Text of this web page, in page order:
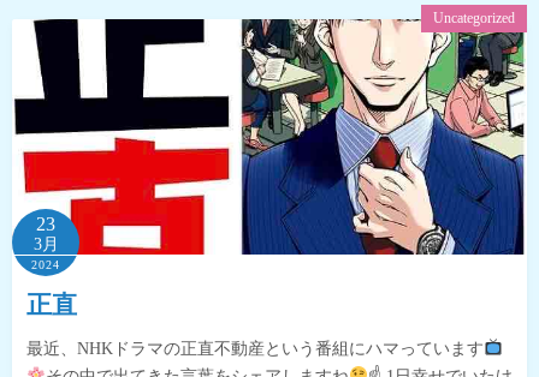
Uncategorized
23
3月
2024
正直
最近、NHKドラマの正直不動産という番組にハマっています